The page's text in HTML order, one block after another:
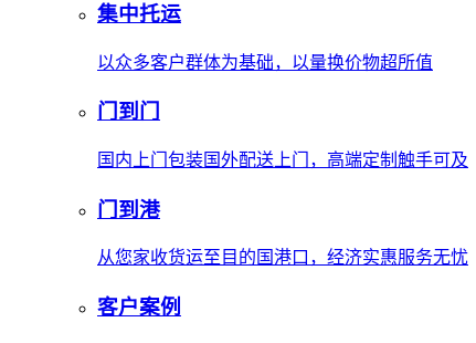
集中托运
以众多客户群体为基础，以量换价物超所值
门到门
国内上门包装国外配送上门，高端定制触手可及
门到港
从您家收货运至目的国港口，经济实惠服务无忧
客户案例